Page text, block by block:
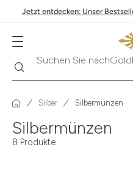
Jetzt entdecken: Unser
Suchen Sie nach
Silber Silbermünzen
Silbermünzen
8 Produkte